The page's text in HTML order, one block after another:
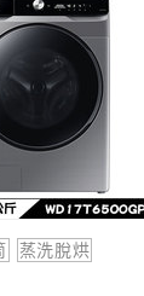
蒸洗脫烘